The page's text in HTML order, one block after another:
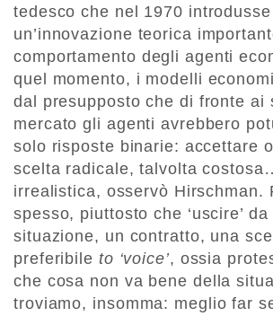
tedesco che nel 1970 introdusse
un’innovazione teorica
comportamento degli agenti
quel momento, i modelli
dal presupposto che di fronte ai
mercato gli agenti avrebbero
solo risposte binarie: accettare
scelta radicale, talvolta
irrealistica, osservò Hirschman.
spesso, piuttosto che ‘uscire’ da
situazione, un contratto, una
preferibile to ‘voice’, ossia
che cosa non va bene della
troviamo, insomma: meglio far